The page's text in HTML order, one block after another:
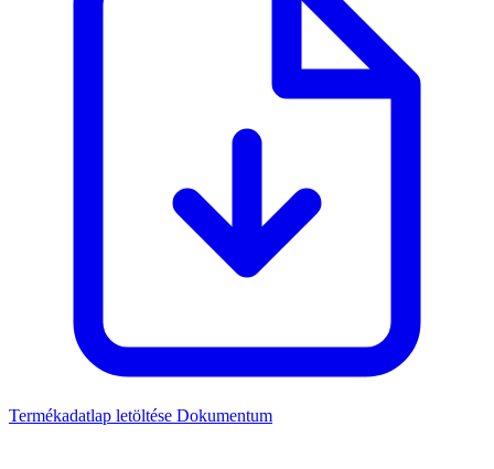
Termékadatlap letöltése Dokumentum